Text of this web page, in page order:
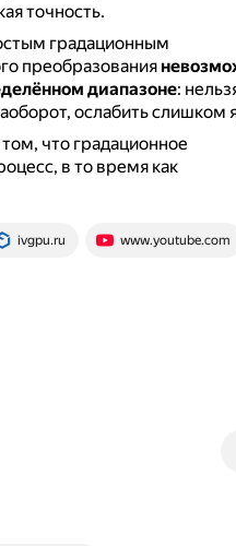
точность.
градационным
преобразования
диапазоне:
ослабить слишком
что градационное
в то время как
ivgpu.ru www.youtube.com